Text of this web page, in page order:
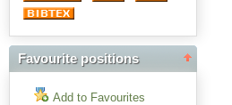
Favourite positions
Add to Favourites